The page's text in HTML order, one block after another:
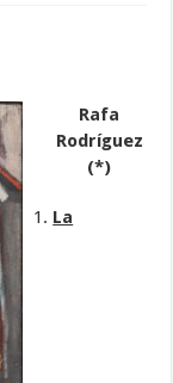
Rafa
Rodríguez
(*)
La